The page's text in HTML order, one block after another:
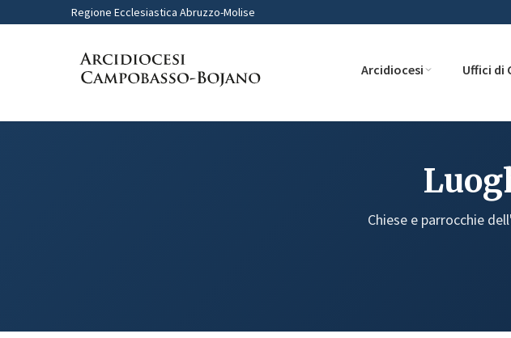
Regione Ecclesiastica Abruzzo-Molise
Arcidiocesi Uffici di
Chiese e parrocchie